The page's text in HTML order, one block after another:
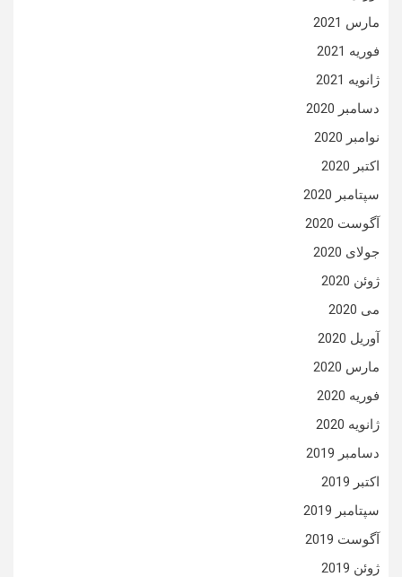
مارس 2021
فوریه 2021
ژانویه 2021
دسامبر 2020
نوامبر 2020
اکتبر 2020
سپتامبر 2020
آگوست 2020
جولای 2020
ژوئن 2020
می 2020
آوریل 2020
مارس 2020
فوریه 2020
ژانویه 2020
دسامبر 2019
اکتبر 2019
سپتامبر 2019
آگوست 2019
ژوئن 2019